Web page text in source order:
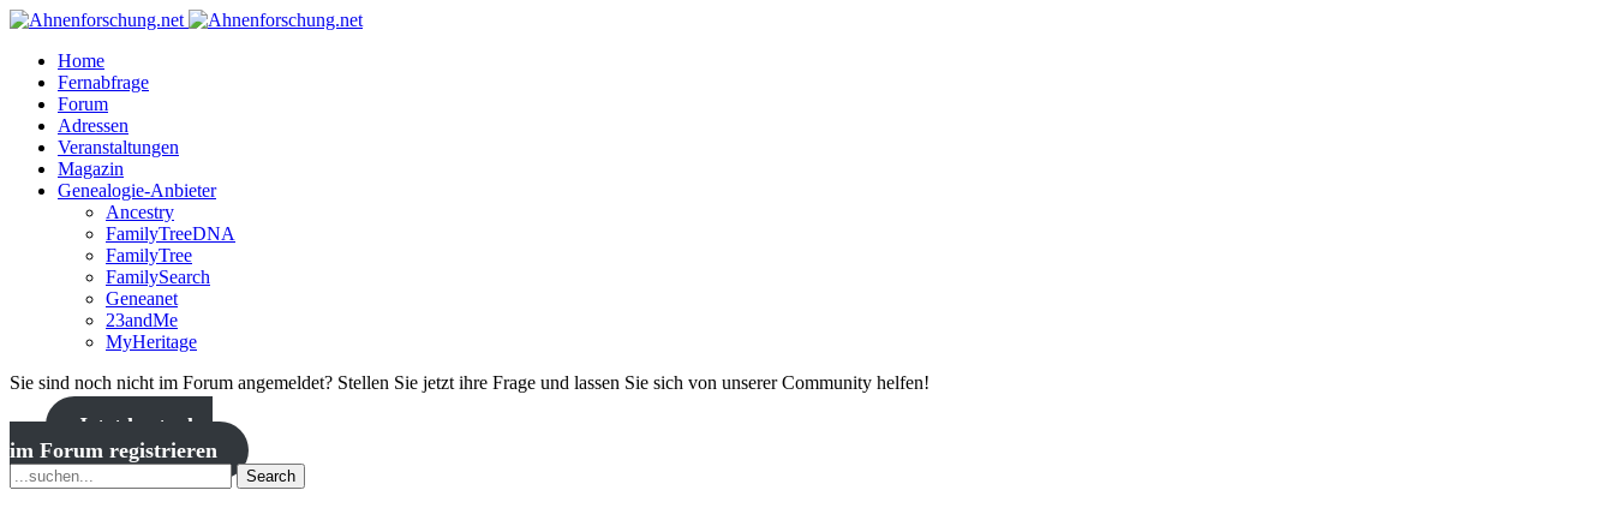
Home
Fernabfrage
Forum
Adressen
Veranstaltungen
Magazin
Genealogie-Anbieter
Ancestry
FamilyTreeDNA
FamilyTree
FamilySearch
Geneanet
23andMe
MyHeritage
Sie sind noch nicht im Forum angemeldet? Stellen Sie jetzt ihre Frage und lassen Sie sich von unserer Community helfen!
Jetzt kostenlos
im Forum registrieren
Search